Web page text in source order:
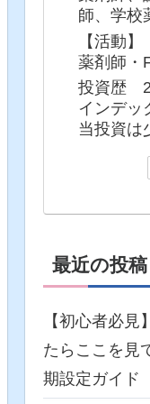
師、学校
【活動】
薬剤師・
投資歴
インデッ
当投資は
最近の投稿
【初心者必
たらここを見
期設定ガイド